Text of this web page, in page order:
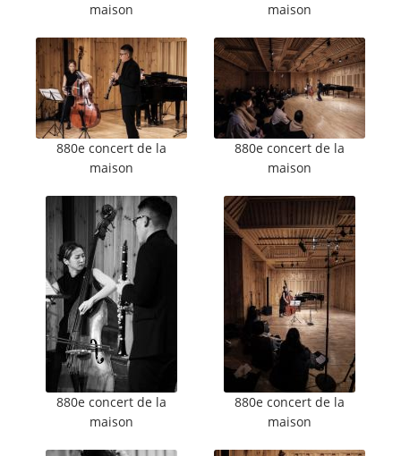
maison maison
880e concert de la
maison
880e concert de la
maison
880e concert de la
maison
880e concert de la
maison